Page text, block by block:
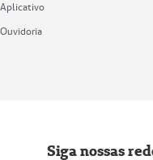
Aplicativo
Ouvidoria
Siga nossas